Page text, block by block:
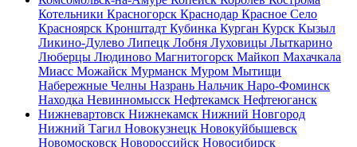
Котельники Красногорск Краснодар Красное Село
Красноярск Кронштадт Кубинка Курган Курск Кызыл
Ликино-Дулево Липецк Лобня Луховицы Лыткарино
Люберцы Людиново Магнитогорск Майкоп Махачкала
Миасс Можайск Мурманск Муром Мытищи
Набережные Челны Назрань Нальчик Наро-Фоминск
Находка Невинномысск Нефтекамск Нефтеюганск
Нижневартовск Нижнекамск Нижний Новгород
Нижний Тагил Новокузнецк Новокуйбышевск
Новомосковск Новороссийск Новосибирск